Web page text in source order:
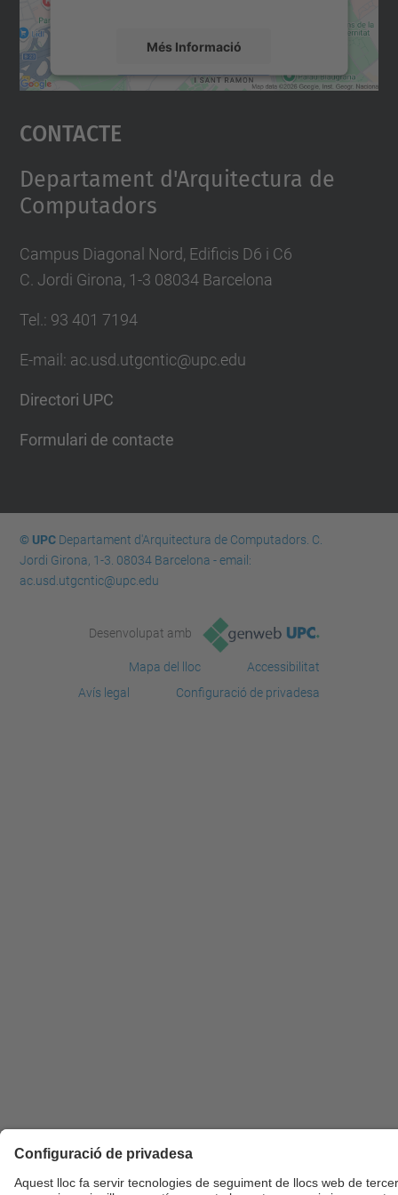
Més Informació
Accepta
powered by
Contacte
Departament d'Arquitectura de
Computadors
Campus Diagonal Nord, Edificis D6 i C6
C. Jordi Girona, 1-3 08034 Barcelona
Tel.: 93 401 7194
E-mail: ac.usd.utgcntic@upc.edu
Directori UPC
Formulari de contacte
© UPCDepartament d'Arquitectura de Computadors. C.
Jordi Girona, 1-3. 08034 Barcelona - email:
ac.usd.utgcntic@upc.edu
Desenvolupat amb
Mapa del lloc
Accessibilitat
Avís legal
Configuració de privadesa